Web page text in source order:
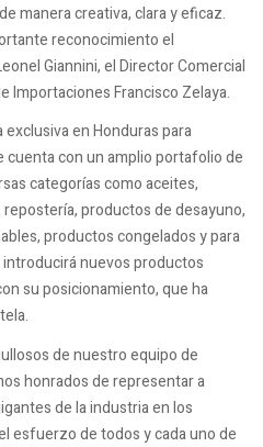
manera creativa, clara y eficaz.
reconocimiento el
Giannini, el Director Comercial
Importaciones Francisco Zelaya.
en Honduras para
cuenta con un amplio portafolio de
categorías como aceites,
productos de desayuno,
productos congelados y para
nuevos productos
su posicionamiento, que ha
de nuestro equipo de
honrados de representar a
de la industria en los
esfuerzo de todos y cada uno de